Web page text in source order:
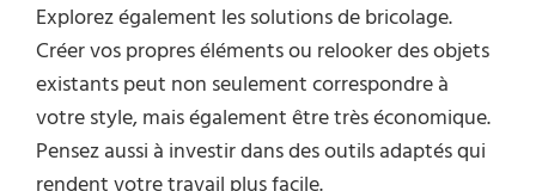
Explorez également les solutions de bricolage.
Créer vos propres éléments ou relooker des objets
existants peut non seulement correspondre à
votre style, mais également être très économique.
Pensez aussi à investir dans des outils adaptés qui